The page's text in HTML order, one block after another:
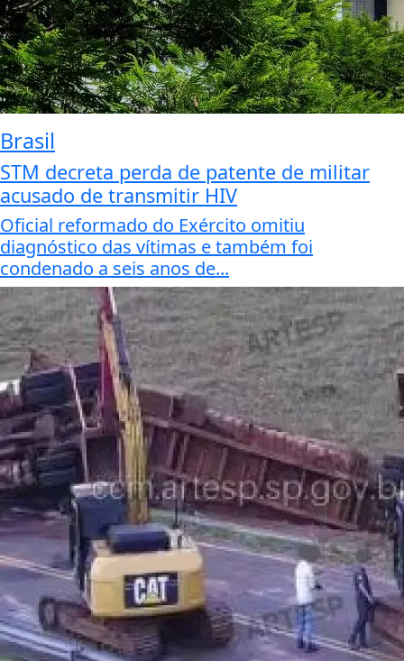
Brasil
STM decreta perda de patente de militar
acusado de transmitir HIV
Oficial reformado do Exército omitiu
diagnóstico das vítimas e também foi
condenado a seis anos de...